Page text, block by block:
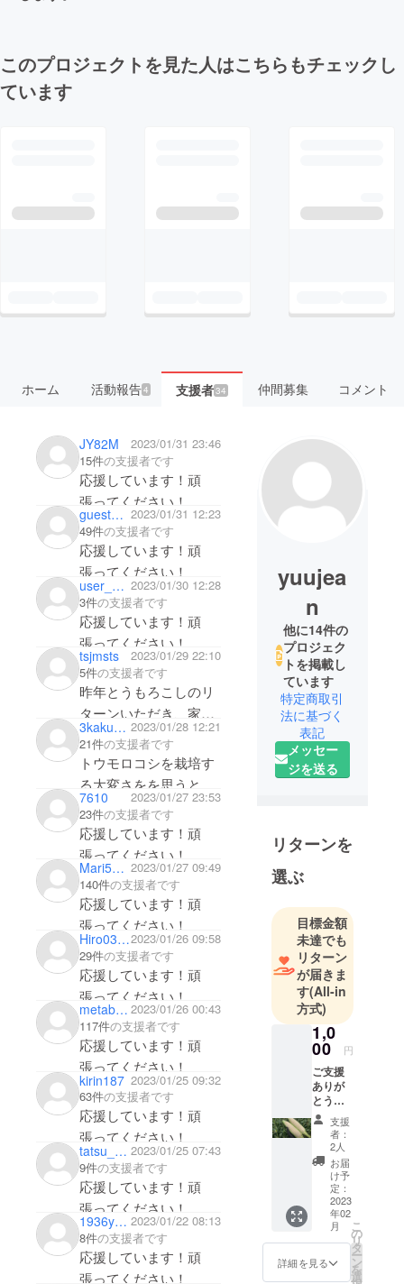
このプロジェクトを見た人はこちらもチェックし
ています
ホーム 活動報告4 支援者34 仲間募集 コメント
JY82M
2023/01/31 23:46
15件の支援者です
応援しています！頑
張ってください！
guest7e961d7147f4 2023/01/31 12:23
49件の支援者です
応援しています！頑
張ってください！
user_7be868edd424 2023/01/30 12:28
3件の支援者です
応援しています！頑
張ってください！
tsjmsts
2023/01/29 22:10
5件の支援者です
昨年とうもろこしのリ
ターンいただき、家族
が喜んでいました！今
年もぜひ応援させてく
ださい！
3kaku4kaku 2023/01/28 12:21
21件の支援者です
トウモロコシを栽培す
る大変さをを思うと、
せっかく育った物が食
べられないことは、栽
培することより辛く悲
しいです。
微力ですが応援させて
もらいます。届く日が
楽しみです。
7610
2023/01/27 23:53
23件の支援者です
応援しています！頑
張ってください！
Mari52rey9 2023/01/27 09:49
140件の支援者です
応援しています！頑
張ってください！
Hiro03192023/01/26 09:58
29件の支援者です
応援しています！頑
張ってください！
metabolic 2023/01/26 00:43
117件の支援者です
応援しています！頑
張ってください！
kirin187 2023/01/25 09:32
63件の支援者です
応援しています！頑
張ってください！
tatsu_see 2023/01/25 07:43
9件の支援者です
応援しています！頑
張ってください！
1936yamazaki 2023/01/22 08:13
8件の支援者です
応援しています！頑
張ってください！
yuujea
n
他に14件の
プロジェク
トを掲載し
ています
特定商取引
法に基づく
表記
メッセー
ジを送る
リターンを
選ぶ
目標金額
未達でも
リターン
が届きま
す(All-in
方式)
1,0
00 円
ご支援
ありが
とうご
ざいま
す！心
を込め
てお礼
のメッ
セージ
をお送
りしま
す。
メール
でお送
りする
支援
者：
2人
お届
け予
定：
2023
年02
月
詳細を見る
こ
の
リ
タ
ー
ン
を
選